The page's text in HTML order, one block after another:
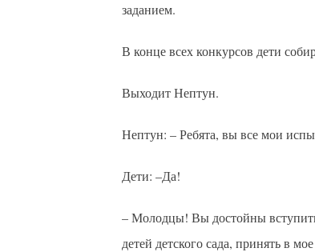
заданием.
В конце всех конкурсов дети
Выходит Нептун.
Нептун: – Ребята, вы все мои
Дети: –Да!
– Молодцы! Вы достойны
детей детского сада, принять в